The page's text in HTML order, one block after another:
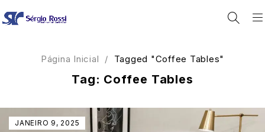
Tag: Coffee Tables
Página Inicial / Tagged "Coffee Tables"
JANEIRO 9, 2025